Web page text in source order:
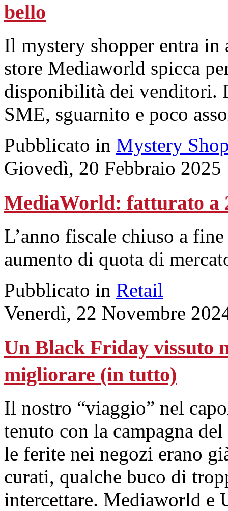
bello
Il mystery shopper entra
store Mediaworld spicca
disponibilità dei venditori.
SME, sguarnito e poco
Pubblicato in Mystery
Giovedì, 20 Febbraio 2025
MediaWorld: fatturato a
L’anno fiscale chiuso a
aumento di quota di
Pubblicato in Retail
Venerdì, 22 Novembre
Un Black Friday vissuto
migliorare (in tutto)
Il nostro “viaggio” nel
tenuto con la campagna
le ferite nei negozi erano
curati, qualche buco di
intercettare. Mediaworld e